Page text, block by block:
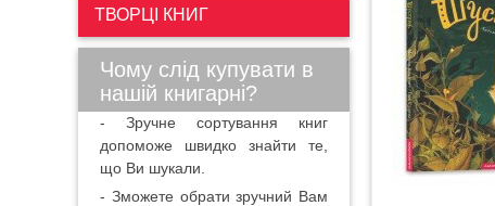
ТВОРЦІ КНИГ
Чому слід купувати в
нашій книгарні?
- Зручне сортування книг
допоможе швидко знайти те,
що Ви шукали.
- Зможете обрати зручний Вам